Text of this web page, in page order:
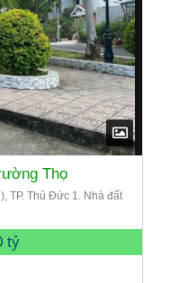
Thọ
TP. Thủ Đức 1. Nhà đất
tỷ